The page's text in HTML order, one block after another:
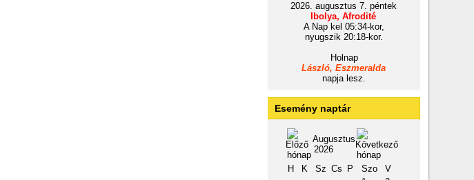
2026. augusztus 7. péntek
Ibolya, Afrodité
A Nap kel 05:34-kor,
nyugszik 20:18-kor.
Holnap
László, Eszmeralda
napja lesz.
Esemény naptár
Augusztus
2026
H
K Sz Cs P Szo
V